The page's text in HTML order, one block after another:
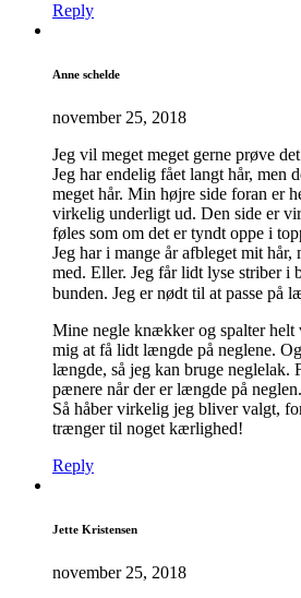
Reply
Anne schelde
november 25, 2018
Jeg vil meget meget gerne prøve
Jeg har endelig fået langt hår, men
meget hår. Min højre side foran er
virkelig underligt ud. Den side er
føles som om det er tyndt oppe i
Jeg har i mange år afbleget mit hår,
med. Eller. Jeg får lidt lyse striber i
bunden. Jeg er nødt til at passe på
Mine negle knækker og spalter
mig at få lidt længde på neglene.
længde, så jeg kan bruge neglelak.
pænere når der er længde på
Så håber virkelig jeg bliver valgt,
trænger til noget kærlighed!
Reply
Jette Kristensen
november 25, 2018